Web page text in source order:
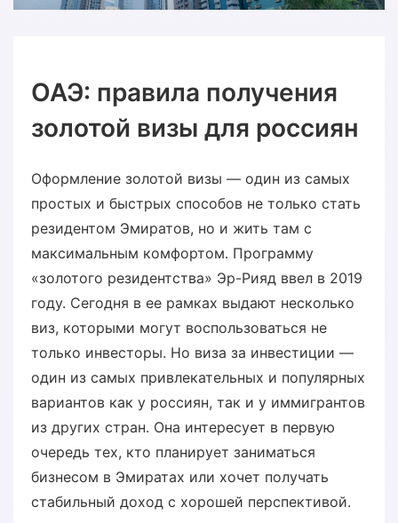
ОАЭ: правила получения
золотой визы для россиян
Оформление золотой визы — один из самых
простых и быстрых способов не только стать
резидентом Эмиратов, но и жить там с
максимальным комфортом. Программу
«золотого резидентства» Эр-Рияд ввел в 2019
году. Сегодня в ее рамках выдают несколько
виз, которыми могут воспользоваться не
только инвесторы. Но виза за инвестиции —
один из самых привлекательных и популярных
вариантов как у россиян, так и у иммигрантов
из других стран. Она интересует в первую
очередь тех, кто планирует заниматься
бизнесом в Эмиратах или хочет получать
стабильный доход с хорошей перспективой.